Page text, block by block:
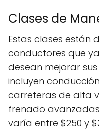
Clases de
Estas clases están
conductores que
desean mejorar
incluyen
carreteras de alta
frenado
varía entre $250 y